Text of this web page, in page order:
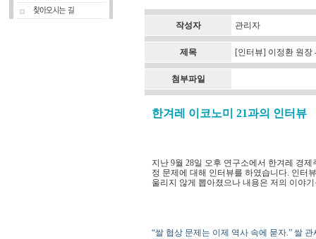
작성자 관리자
제목 [인터뷰] 이정환 원장
첨부파일
한겨레 이코노미 21과의 인터뷰
지난 9월 28일 오후 연구소에서 한겨레 경
정 문제에 대해 인터뷰를 하였습니다. 인터
울리지 않게 뽑아졌으나 내용은 저의 이야
“쌀 협상 문제는 이제 역사 속에 묻자.” 쌀